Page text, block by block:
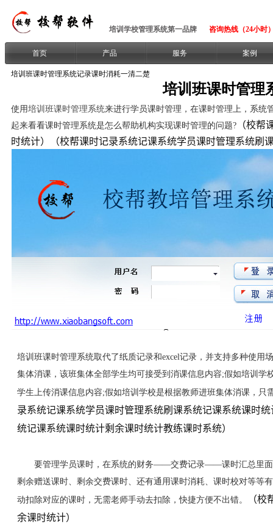
培训学校管理系统第一品牌 咨询热线（24小时
首页 产品 服务 案例
培训班课时管理系统记录课时消耗一清二楚
培训班课时管理
使用培训班课时管理系统来进行学员课时管理，在课时管理上，系统
起来看看课时管理系统是怎么帮助机构实现课时管理的问题?（校帮
时统计）
（校帮课时记录系统记课系统学员课时管理系统
培训班课时管理系统取代了纸质记录和excel记录，并支持多种使
集体消课，该班集体全部学生均可接受到消课信息内容;假如培训
学生上传消课信息内容;假如培训学校是根据教师进班集体消课，
录系统记课系统学员课时管理系统刷课系统记课系统课时
统记课系统课时统计剩余课时统计教练课时系统）
要管理学员课时，在系统的财务——交费记录——课时汇总里面
剩余赠送课时、剩余交费课时、还有通用课时消耗、课时校对等等
动扣除对应的课时，无需老师手动去扣除，快捷方便不出错。
（
余课时统计）